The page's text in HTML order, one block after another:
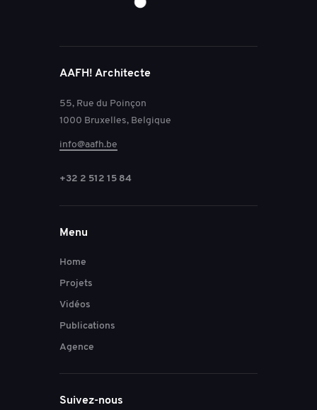
AAFH! Architecte
55, Rue du Poinçon
1000 Bruxelles, Belgique
info@aafh.be
+32 2 512 15 84
Menu
Home
Projets
Vidéos
Publications
Agence
Suivez-nous